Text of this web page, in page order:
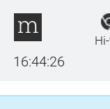
16:44:26
Hi-tech